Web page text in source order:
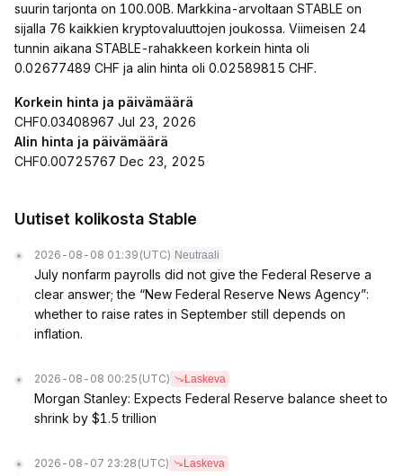
suurin tarjonta on 100.00B. Markkina-arvoltaan STABLE on
sijalla 76 kaikkien kryptovaluuttojen joukossa. Viimeisen 24
tunnin aikana STABLE-rahakkeen korkein hinta oli
0.02677489 CHF ja alin hinta oli 0.02589815 CHF.
Korkein hinta ja päivämäärä
CHF0.03408967 Jul 23, 2026
Alin hinta ja päivämäärä
CHF0.00725767 Dec 23, 2025
Uutiset kolikosta ​​Stable
2026-08-08 01:39 (UTC) Neutraali
July nonfarm payrolls did not give the Federal Reserve a
clear answer; the “New Federal Reserve News Agency”:
whether to raise rates in September still depends on
inflation.
2026-08-08 00:25 (UTC) Laskeva
Morgan Stanley: Expects Federal Reserve balance sheet to
shrink by $1.5 trillion
2026-08-07 23:28 (UTC) Laskeva